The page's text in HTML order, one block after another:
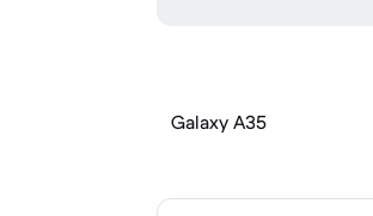
Galaxy A35